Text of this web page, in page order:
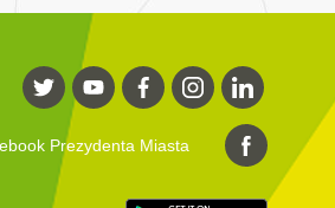
Prezydenta Miasta